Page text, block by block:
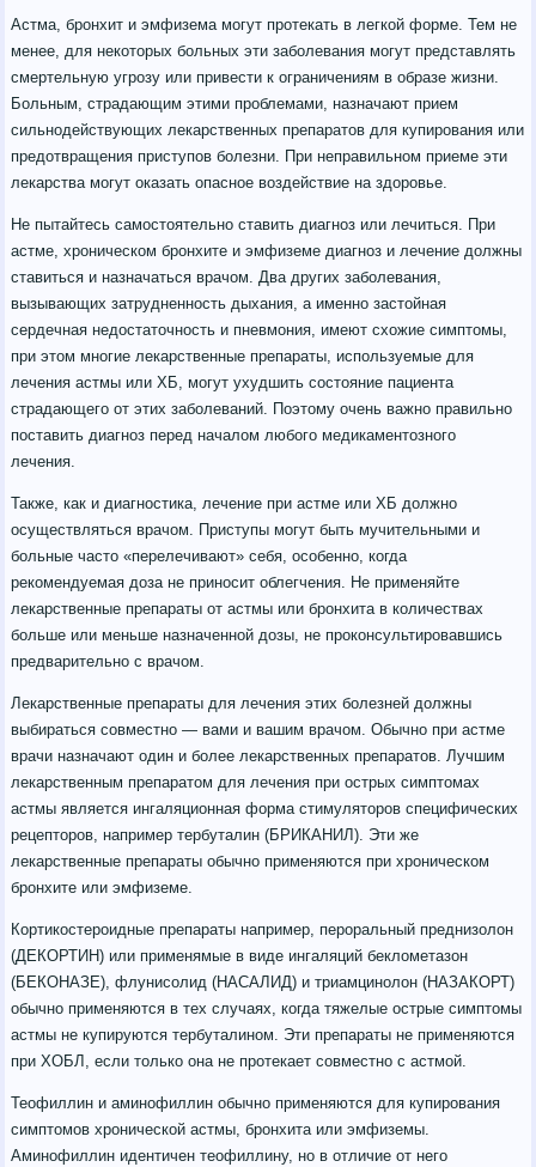
Астма, бронхит и эмфизема могут протекать в легкой форме. Тем не
менее, для некоторых больных эти заболевания могут представлять
смертельную угрозу или привести к ограничениям в образе жизни.
Больным, страдающим этими проблемами, назначают прием
сильнодействующих лекарственных препаратов для купирования или
предотвращения приступов болезни. При неправильном приеме эти
лекарства могут оказать опасное воздействие на здоровье.
Не пытайтесь самостоятельно ставить диагноз или лечиться. При
астме, хроническом бронхите и эмфиземе диагноз и лечение должны
ставиться и назначаться врачом. Два других заболевания,
вызывающих затрудненность дыхания, а именно застойная
сердечная недостаточность и пневмония, имеют схожие симптомы,
при этом многие лекарственные препараты, используемые для
лечения астмы или ХБ, могут ухудшить состояние пациента
страдающего от этих заболеваний. Поэтому очень важно правильно
поставить диагноз перед началом любого медикаментозного
лечения.
Также, как и диагностика, лечение при астме или ХБ должно
осуществляться врачом. Приступы могут быть мучительными и
больные часто «перелечивают» себя, особенно, когда
рекомендуемая доза не приносит облегчения. Не применяйте
лекарственные препараты от астмы или бронхита в количествах
больше или меньше назначенной дозы, не проконсультировавшись
предварительно с врачом.
Лекарственные препараты для лечения этих болезней должны
выбираться совместно — вами и вашим врачом. Обычно при астме
врачи назначают один и более лекарственных препаратов. Лучшим
лекарственным препаратом для лечения при острых симптомах
астмы является ингаляционная форма стимуляторов специфических
рецепторов, например тербуталин (БРИКАНИЛ). Эти же
лекарственные препараты обычно применяются при хроническом
бронхите или эмфиземе.
Кортикостероидные препараты например, пероральный преднизолон
(ДЕКОРТИН) или применямые в виде ингаляций беклометазон
(БЕКОНАЗЕ), флунисолид (НАСАЛИД) и триамцинолон (НАЗАКОРТ)
обычно применяются в тех случаях, когда тяжелые острые симптомы
астмы не купируются тербуталином. Эти препараты не применяются
при ХОБЛ, если только она не протекает совместно с астмой.
Теофиллин и аминофиллин обычно применяются для купирования
симптомов хронической астмы, бронхита или эмфиземы.
Аминофиллин идентичен теофиллину, но в отличие от него